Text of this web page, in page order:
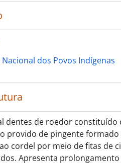
dos Povos Indígenas
dentes de roedor constituído
provido de pingente
cordel por meio de fitas de
Apresenta